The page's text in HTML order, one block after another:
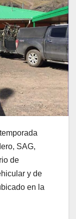
SAG,
de
y de
en la